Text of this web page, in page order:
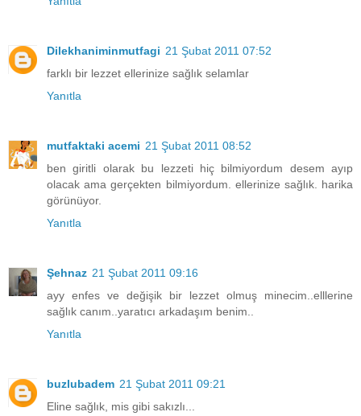
Dilekhaniminmutfagi 21 Şubat 2011 07:52
farklı bir lezzet ellerinize sağlık selamlar
Yanıtla
mutfaktaki acemi 21 Şubat 2011 08:52
ben giritli olarak bu lezzeti hiç bilmiyordum desem ayıp
olacak ama gerçekten bilmiyordum. ellerinize sağlık. harika
görünüyor.
Yanıtla
Şehnaz 21 Şubat 2011 09:16
ayy enfes ve değişik bir lezzet olmuş minecim..elllerine
sağlık canım..yaratıcı arkadaşım benim..
Yanıtla
buzlubadem 21 Şubat 2011 09:21
Eline sağlık, mis gibi sakızlı...